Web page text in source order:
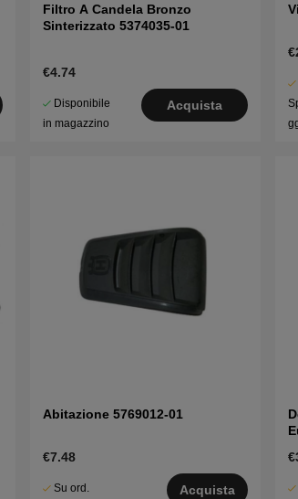
Filtro A Candela Bronzo
Sinterizzato 5374035-01
€4.74
Disponibile
in magazzino
Acquista
Abitazione 5769012-01
€7.48
Su ord.
Acquista